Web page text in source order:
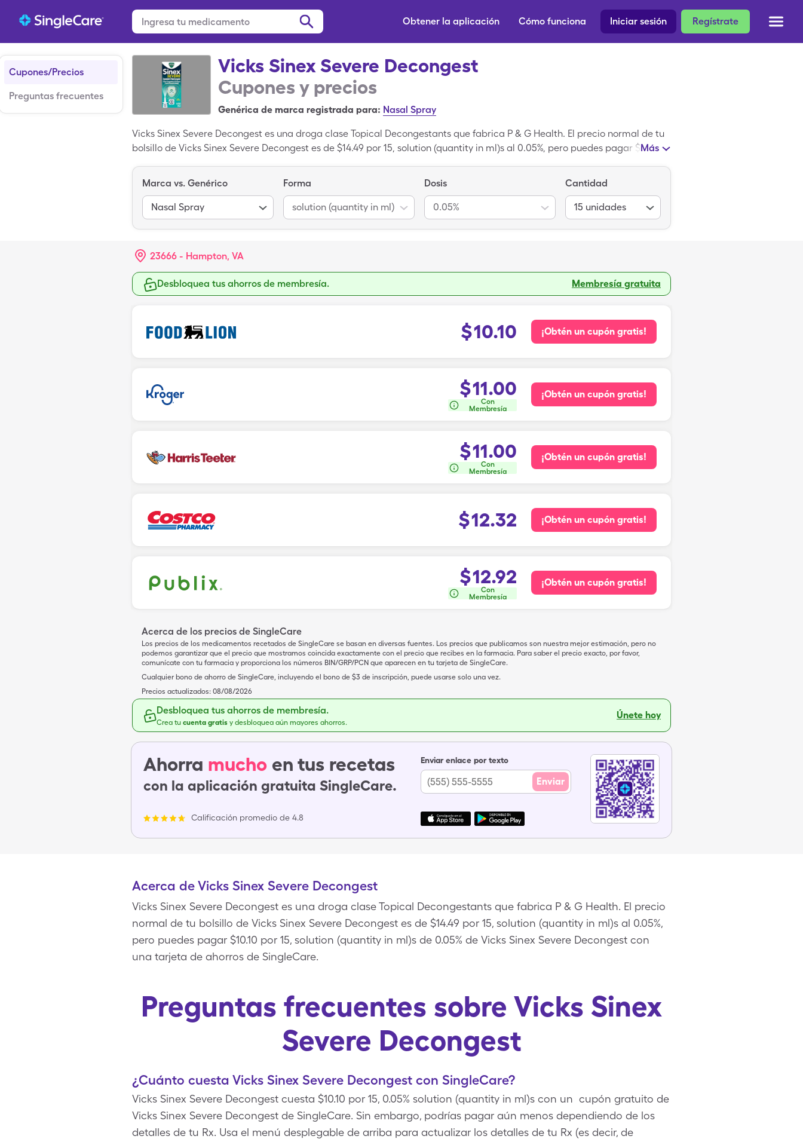
Regístrate
Iniciar sesión
Cómo funciona
Obtener la aplicación
Cupones/Precios
Preguntas frecuentes
Vicks Sinex Severe Decongest
Cupones y precios
Genérica de marca registrada para: Nasal Spray
Vicks Sinex Severe Decongest es una droga clase Topical Decongestants que fabrica P & G Health. El precio normal de tu
bolsillo de Vicks Sinex Severe Decongest es de $14.49 por 15, solution (quantity in ml)s al 0.05%, pero puedes pagar $10.10
Más
Marca vs. Genérico
Nasal Spray
Forma
solution (quantity in ml)
Dosis
0.05%
Cantidad
15 unidades
23666 - Hampton, VA
Desbloquea tus ahorros de membresía. Membresía gratuita
$10.10 ¡Obtén un cupón gratis!
$11.00
Con
Membresía
¡Obtén un cupón gratis!
$11.00
Con
Membresía
¡Obtén un cupón gratis!
$12.32 ¡Obtén un cupón gratis!
$12.92
Con
Membresía
¡Obtén un cupón gratis!
Acerca de los precios de SingleCare
Los precios de los medicamentos recetados de SingleCare se basan en diversas fuentes. Los precios que publicamos son nuestra mejor estimación, pero no
podemos garantizar que el precio que mostramos coincida exactamente con el precio que recibes en la farmacia. Para saber el precio exacto, por favor,
comunícate con tu farmacia y proporciona los números BIN/GRP/PCN que aparecen en tu tarjeta de SingleCare.
Cualquier bono de ahorro de SingleCare, incluyendo el bono de $3 de inscripción, puede usarse solo una vez.
Precios actualizados: 08/08/2026
Desbloquea tus ahorros de membresía.
Crea tu cuenta gratis y desbloquea aún mayores ahorros.
Únete hoy
Ahorra mucho en tus recetas
con la aplicación gratuita SingleCare.
Calificación promedio de 4.8
Enviar enlace por texto
Enviar
Acerca de Vicks Sinex Severe Decongest
Vicks Sinex Severe Decongest es una droga clase Topical Decongestants que fabrica P & G Health. El precio
normal de tu bolsillo de Vicks Sinex Severe Decongest es de $14.49 por 15, solution (quantity in ml)s al 0.05%,
pero puedes pagar $10.10 por 15, solution (quantity in ml)s de 0.05% de Vicks Sinex Severe Decongest con
una tarjeta de ahorros de SingleCare.
Preguntas frecuentes sobre Vicks Sinex
Severe Decongest
¿Cuánto cuesta Vicks Sinex Severe Decongest con SingleCare?
Vicks Sinex Severe Decongest cuesta $10.10 por 15, 0.05% solution (quantity in ml)s con un cupón gratuito de
Vicks Sinex Severe Decongest de SingleCare. Sin embargo, podrías pagar aún menos dependiendo de los
detalles de tu Rx. Usa el menú desplegable de arriba para actualizar los detalles de tu Rx (es decir, de